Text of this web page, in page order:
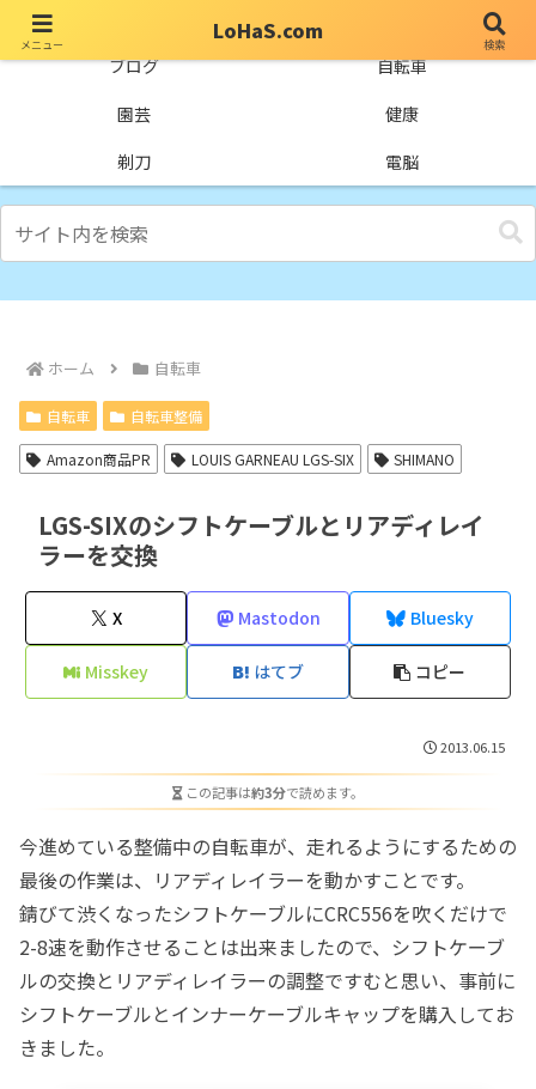
ブログ
自転車
園芸
健康
剃刀
電脳
ホーム 自転車
自転車 自転車整備
Amazon商品PR LOUIS GARNEAU LGS-SIX SHIMANO
LGS-SIXのシフトケーブルとリアディレイ
ラーを交換
X Mastodon Bluesky
Misskey はてブ コピー
2013.06.15
この記事は約3分で読めます。
今進めている整備中の自転車が、走れるようにするための
最後の作業は、リアディレイラーを動かすことです。
錆びて渋くなったシフトケーブルにCRC556を吹くだけで
2-8速を動作させることは出来ましたので、シフトケーブ
ルの交換とリアディレイラーの調整ですむと思い、事前に
シフトケーブルとインナーケーブルキャップを購入してお
きました。
メニュー
LoHaS.com
検索